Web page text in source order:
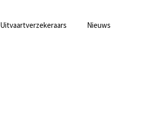
Uitvaartverzekeraars Nieuws